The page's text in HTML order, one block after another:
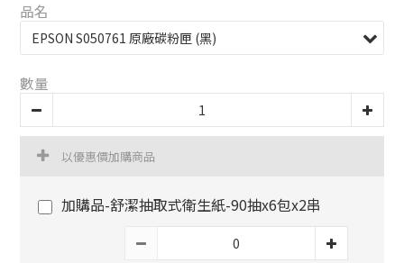
品名
數量
以優惠價加購商品
加購品-舒潔抽取式衛生紙-90抽x6包x2串